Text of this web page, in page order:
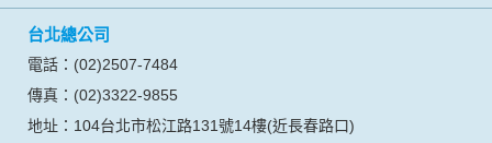
台北總公司
電話：(02)2507-7484
傳真：(02)3322-9855
地址：104台北市松江路131號14樓(近長春路口)